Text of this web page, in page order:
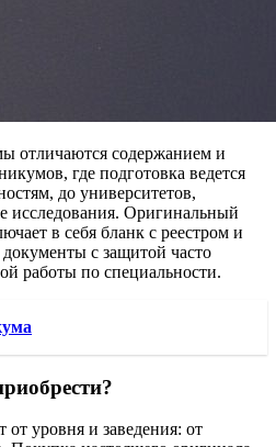
отличаются содержанием и
где подготовка ведется
до университетов,
исследования. Оригинальный
в себя бланк с реестром и
с защитой часто
работы по специальности.
уровня и заведения: от